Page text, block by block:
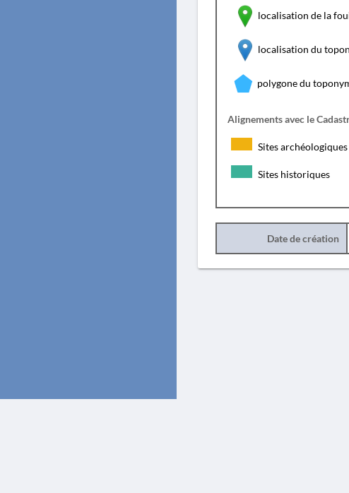
localisation de la
localisation du
polygone du
Alignements avec le
Sites archéologiques
Sites historiques
Date de création